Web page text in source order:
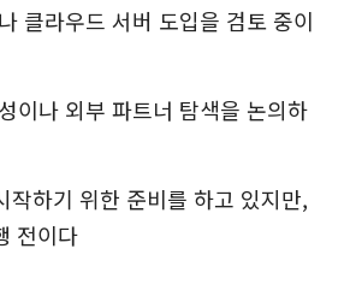
클라우드 서버 도입을 검토 중이
이나 외부 파트너 탐색을 논의하
작하기 위한 준비를 하고 있지만,
전이다